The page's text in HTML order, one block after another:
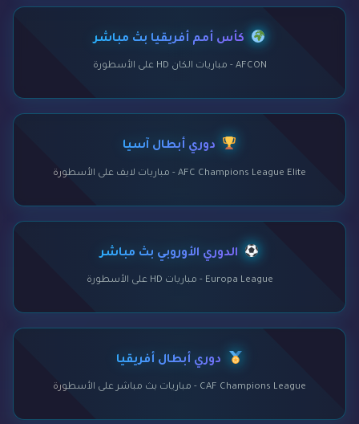
كأس أمم أفريقيا بث مباشر
AFCON - مباريات الكان HD على الأسطورة
دوري أبطال آسيا
AFC Champions League Elite - مباريات لايف على الأسطورة
الدوري الأوروبي بث مباشر
Europa League - مباريات HD على الأسطورة
دوري أبطال أفريقيا
CAF Champions League - مباريات بث مباشر على الأسطورة